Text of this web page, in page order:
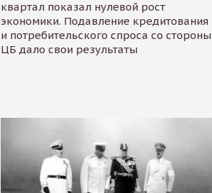
квартал показал нулевой рост
экономики. Подавление кредитования
и потребительского спроса со стороны
ЦБ дало свои результаты